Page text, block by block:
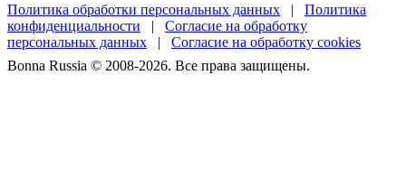
Политика обработки персональных данных | Политика
конфиденциальности | Согласие на обработку
персональных данных | Согласие на обработку cookies
Bonna Russia © 2008-2026. Все права защищены.